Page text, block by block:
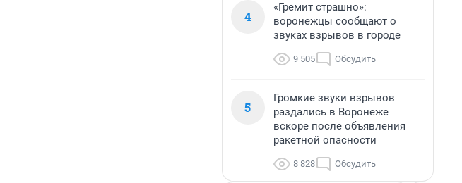
4
«Гремит страшно»:
воронежцы сообщают о
звуках взрывов в городе
9 505 Обсудить
5
Громкие звуки взрывов
раздались в Воронеже
вскоре после объявления
ракетной опасности
8 828 Обсудить